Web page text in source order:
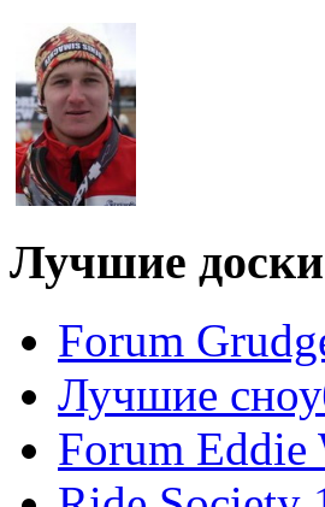
Лучшие
Forum
Лучшие
Forum Eddie